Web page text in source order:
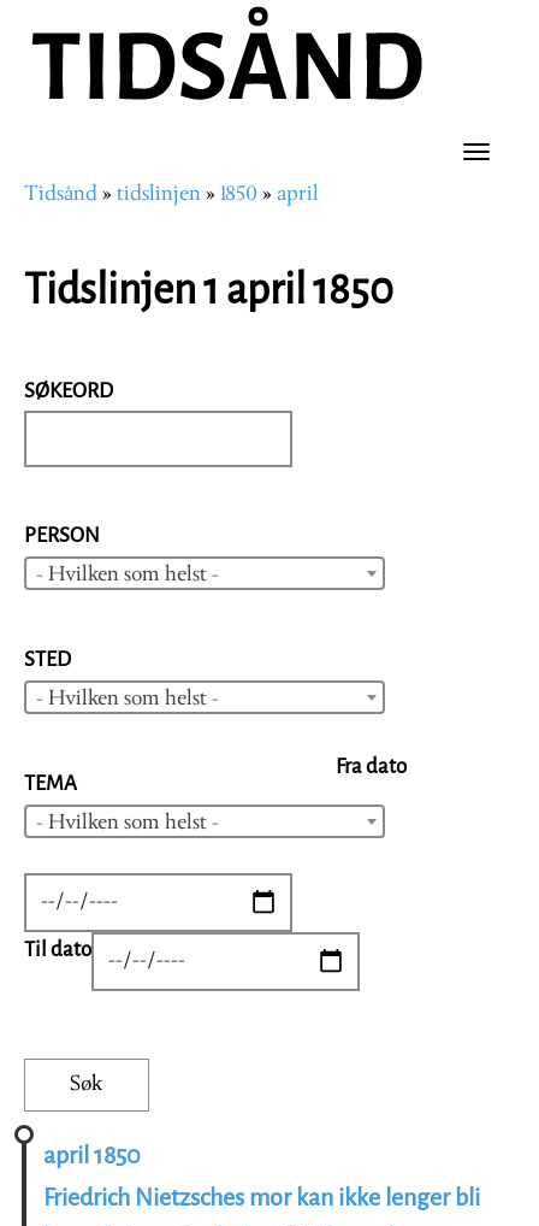
hovedinnhold
Toggle
Navigasjonssti
Tidsånd tidslinjen 1850 april
Tidslinjen 1 april 1850
SØKEORD
PERSON
- Hvilken som helst -
STED
- Hvilken som helst -
TEMA
- Hvilken som helst -
Fra dato
DATE
Til dato DATE
april 1850
Friedrich Nietzsches mor kan ikke lenger bli